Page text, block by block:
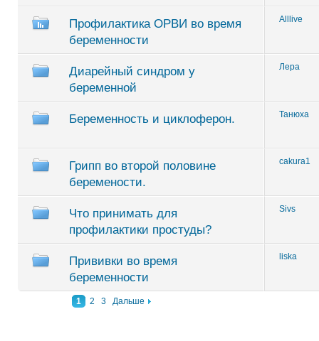
Профилактика ОРВИ во время
беременности
Alllive
Диарейный синдром у
беременной
Лера
Беременность и циклоферон. Танюха
Грипп во второй половине
беремености.
cakura1
Что принимать для
профилактики простуды?
Sivs
Прививки во время
беременности
liska
1 2 3 Дальше